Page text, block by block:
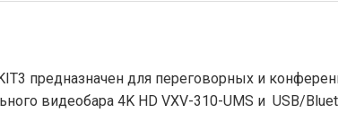
предназначен для переговорных и
видеобара 4K HD VXV-310-UMS и USB/